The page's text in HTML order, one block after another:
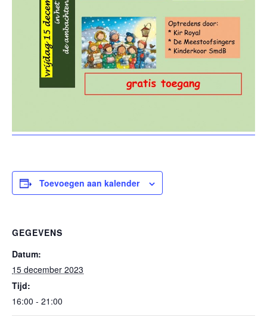
Toevoegen aan kalender
GEGEVENS
Datum:
15 december 2023
Tijd:
16:00 - 21:00